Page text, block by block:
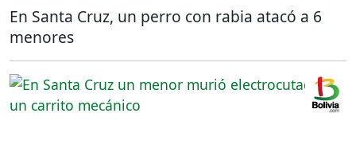
En Santa Cruz, un perro con rabia atacó a 6
menores